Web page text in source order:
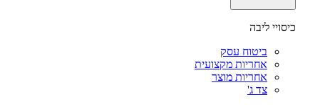
כיסויי ליבה
ביטוח עסק
אחריות מקצועית
אחריות מוצר
צד ג'